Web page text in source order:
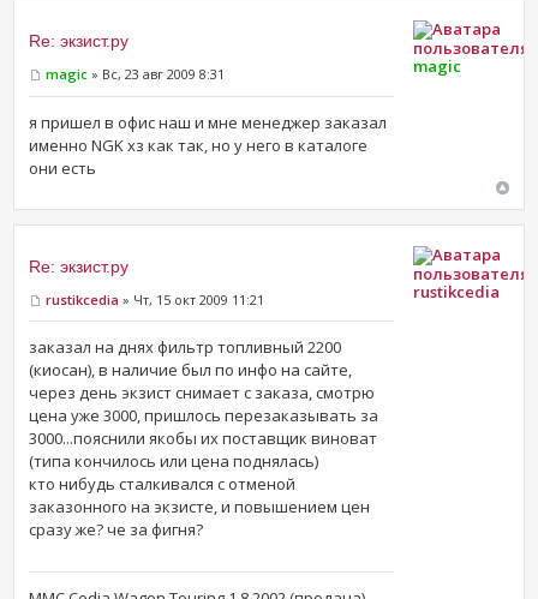
Re: экзист.ру
magic » Вс, 23 авг 2009 8:31
я пришел в офис наш и мне менеджер заказал
именно NGK хз как так, но у него в каталоге
они есть
magic
Re: экзист.ру
rustikcedia » Чт, 15 окт 2009 11:21
заказал на днях фильтр топливный 2200
(киосан), в наличие был по инфо на сайте,
через день экзист снимает с заказа, смотрю
цена уже 3000, пришлось перезаказывать за
3000...пояснили якобы их поставщик виноват
(типа кончилось или цена поднялась)
кто нибудь сталкивался с отменой
заказонного на экзисте, и повышением цен
сразу же? че за фигня?
rustikcedia